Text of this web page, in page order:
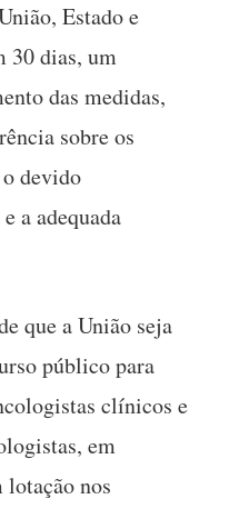
Estado e
30 dias, um
das medidas,
sobre os
devido
a adequada
que a União seja
público para
clínicos e
em
lotação nos